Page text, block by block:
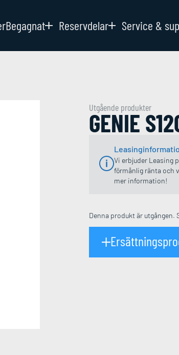
Begagnat Reservdelar Service &
Utgående produkter
GENIE
Vi erbjuder Leasing
förmånlig ränta och
mer information!
Denna produkt är